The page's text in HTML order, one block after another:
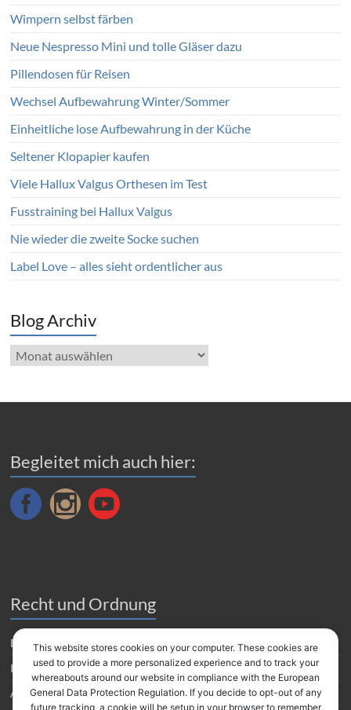
Wimpern selbst färben
Neue Nespresso Mini und tolle Gläser dazu
Pillendosen für Reisen
Wechsel Aufbewahrung Winter/Sommer
Einheitliche lose Aufbewahrung in der Küche
Seltener Klopapier kaufen
Viele Hallux Valgus Orthesen im Test
Fusstraining bei Hallux Valgus
Nie wieder die zweite Socke suchen
Label Love – alles sieht ordentlicher aus
Blog Archiv
Blog
Archiv
Begleitet mich auch hier:
Recht und Ordnung
Datenverarbeitung
Impressum
Amazon Partnerprogramm
This website stores cookies on your computer. These cookies are
used to provide a more personalized experience and to track your
whereabouts around our website in compliance with the European
General Data Protection Regulation. If you decide to opt-out of any
future tracking, a cookie will be setup in your browser to remember